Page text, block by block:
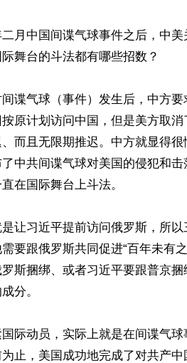
月中国间谍气球事件之后，中美
舞台的斗法都有哪些招数？
谍气球（事件）发生后，中方要
原计划访问中国，但是美方取消
而且无限期推迟。中方就显得
中共间谍气球对美国的侵犯和
在国际舞台上斗法。
让习近平提前访问俄罗斯，所
要跟俄罗斯共同促进“百年未有
斯捆绑、或者习近平要跟普京
分。
际动员，实际上就是在间谍气
止，美国成功地完成了对共产